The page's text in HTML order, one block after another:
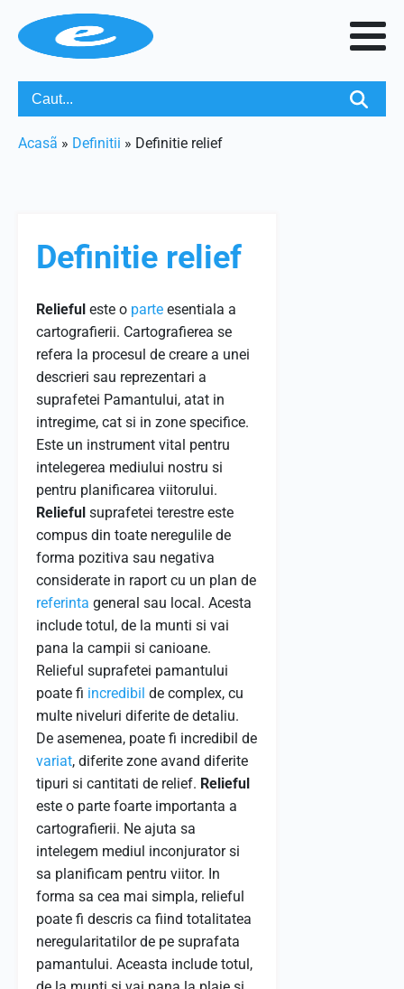
Acasã » Definitii » Definitie relief
Definitie relief
Relieful este o parte esentiala a
cartografierii. Cartografierea se
refera la procesul de creare a unei
descrieri sau reprezentari a
suprafetei Pamantului, atat in
intregime, cat si in zone specifice.
Este un instrument vital pentru
intelegerea mediului nostru si
pentru planificarea viitorului.
Relieful suprafetei terestre este
compus din toate neregulile de
forma pozitiva sau negativa
considerate in raport cu un plan de
referinta general sau local. Acesta
include totul, de la munti si vai
pana la campii si canioane.
Relieful suprafetei pamantului
poate fi incredibil de complex, cu
multe niveluri diferite de detaliu.
De asemenea, poate fi incredibil de
variat, diferite zone avand diferite
tipuri si cantitati de relief. Relieful
este o parte foarte importanta a
cartografierii. Ne ajuta sa
intelegem mediul inconjurator si
sa planificam pentru viitor. In
forma sa cea mai simpla, relieful
poate fi descris ca fiind totalitatea
neregularitatilor de pe suprafata
pamantului. Aceasta include totul,